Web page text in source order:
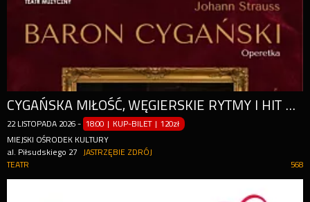
CYGAŃSKA MIŁOŚĆ, WĘGIERSKIE RYTMY I HIT WIELKA SŁAWA TO ŻART!
22 LISTOPADA 2026 - 18:00 | KUP-BILET |120zł
MIEJSKI OŚRODEK KULTURY
al. Piłsudskiego 27
JASTRZĘBIE ZDRÓJ
568
TEATR